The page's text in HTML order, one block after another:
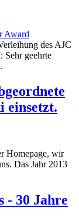
des AJC
Sehr geehrte
einsetzt.
Homepage, wir
Das Jahr 2013
- 30 Jahre